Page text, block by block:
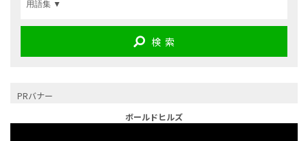
検 索
PRバナー
ボールドヒルズ